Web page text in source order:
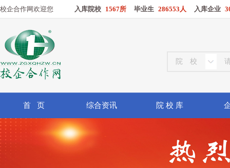
校企合作网欢迎您 入库院校 1567所 毕业生 286553人 入库企业
首 页 综合资讯 院 校 库